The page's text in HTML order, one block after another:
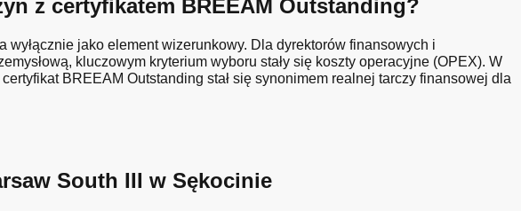
z certyfikatem BREEAM Outstanding?
jako element wizerunkowy. Dla dyrektorów finansowych i
kluczowym kryterium wyboru stały się koszty operacyjne (OPEX). W
BREEAM Outstanding stał się synonimem realnej tarczy finansowej dla
South III w Sękocinie